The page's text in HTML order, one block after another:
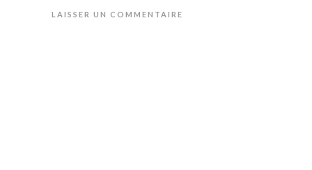
LAISSER UN COMMENTAIRE